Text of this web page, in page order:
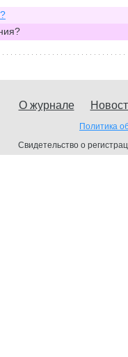
О журнале
Политика
Свидетельство о